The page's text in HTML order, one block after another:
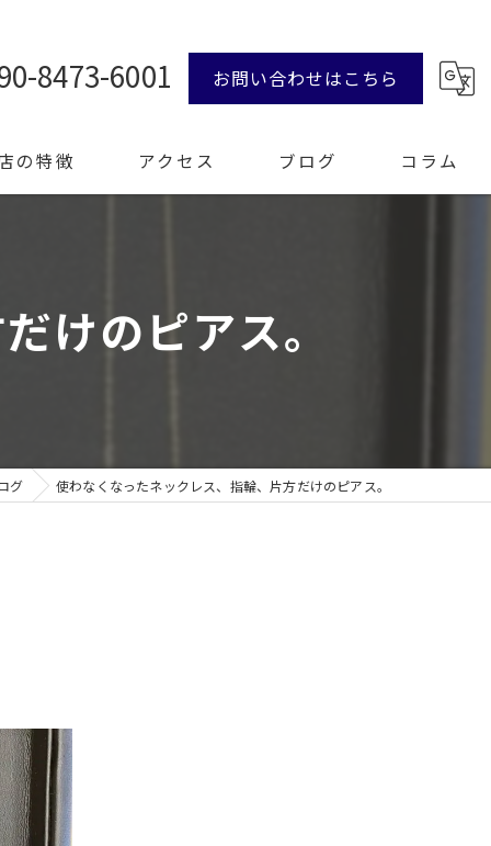
8473-6001 お問い合わせはこちら
の特徴
リー
アクセス ブログ コラム
けのピアス。
グ 使わなくなったネックレス、指輪、片方だけのピアス。